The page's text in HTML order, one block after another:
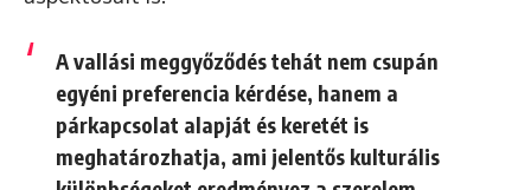
A vallási meggyőződés tehát nem csupán
egyéni preferencia kérdése, hanem a
párkapcsolat alapját és keretét is
meghatározhatja, ami jelentős kulturális